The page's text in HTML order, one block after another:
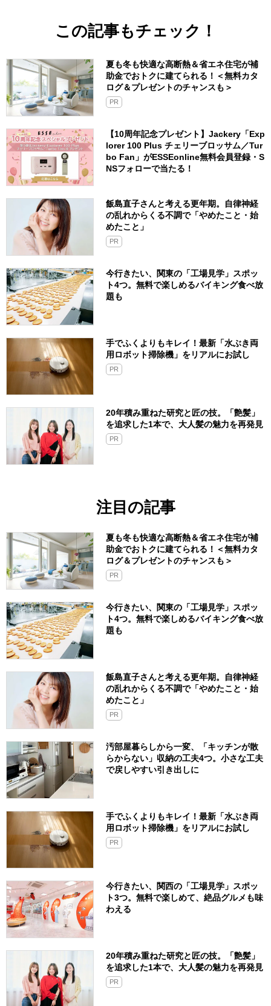
この記事もチェック！
夏も冬も快適な高断熱＆省エネ住宅が補
助金でおトクに建てられる！＜無料カタ
ログ＆プレゼントのチャンスも＞
PR
【10周年記念プレゼント】Jackery「Exp
lorer 100 Plus チェリーブロッサム／Tur
bo Fan」がESSEonline無料会員登録・S
NSフォローで当たる！
飯島直子さんと考える更年期。自律神経
の乱れからくる不調で「やめたこと・始
めたこと」
PR
今行きたい、関東の「工場見学」スポッ
ト4つ。無料で楽しめるバイキング食べ放
題も
手でふくよりもキレイ！最新「水ぶき両
用ロボット掃除機」をリアルにお試し
PR
20年積み重ねた研究と匠の技。「艶髪」
を追求した1本で、大人髪の魅力を再発見
PR
注目の記事
夏も冬も快適な高断熱＆省エネ住宅が補
助金でおトクに建てられる！＜無料カタ
ログ＆プレゼントのチャンスも＞
PR
今行きたい、関東の「工場見学」スポッ
ト4つ。無料で楽しめるバイキング食べ放
題も
飯島直子さんと考える更年期。自律神経
の乱れからくる不調で「やめたこと・始
めたこと」
PR
汚部屋暮らしから一変、「キッチンが散
らからない」収納の工夫4つ。小さな工夫
で戻しやすい引き出しに
手でふくよりもキレイ！最新「水ぶき両
用ロボット掃除機」をリアルにお試し
PR
今行きたい、関西の「工場見学」スポッ
ト3つ。無料で楽しめて、絶品グルメも味
わえる
20年積み重ねた研究と匠の技。「艶髪」
を追求した1本で、大人髪の魅力を再発見
PR